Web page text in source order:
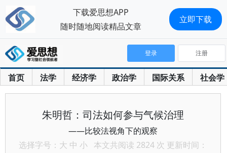
首页 法学 经济学 政治学 国际关系 社会学
登录 注册
朱明哲：司法如何参与气候治理
——比较法视角下的观察
选择字号： 大 中 小 本文共阅读 2824 次 更新时间：
下载爱思想APP
随时随地阅读精品文章
立即下载